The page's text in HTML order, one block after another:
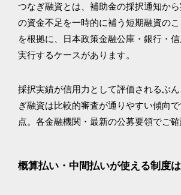
つなぎ融資とは、補助金の採択通知か
の資金不足を一時的に補う短期融資の
を根拠に、日本政策金融公庫・銀行・
実行するケースがあります。
採択実績が信用力として評価されるぶ
ぎ融資は比較的審査が通りやすい傾向
点。各金融機関・最新の公募要領でご確
概算払い・中間払いが使える制度